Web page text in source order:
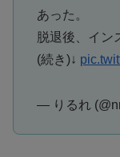
あった。
脱退後、イン
(続き)↓
— りるれ